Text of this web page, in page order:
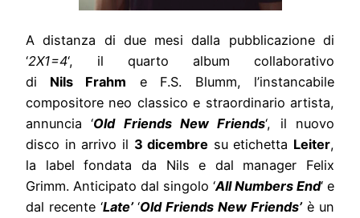
A distanza di due mesi dalla pubblicazione di
‘2X1=4‘, il quarto album collaborativo
di
Nils Frahm e F.S. Blumm, l’instancabile
compositore neo classico e straordinario artista,
annuncia ‘Old Friends New Friends‘, il nuovo
disco in arrivo il 3 dicembre su etichetta Leiter,
la label fondata da Nils e dal manager Felix
Grimm. Anticipato dal singolo ‘All Numbers End‘ e
dal recente ‘Late’ ‘Old Friends New Friends’è un